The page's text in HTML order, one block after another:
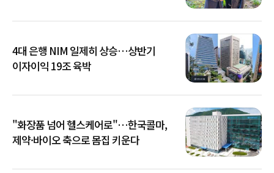
4대 은행 NIM 일제히 상승…상반기
이자이익 19조 육박
"화장품 넘어 헬스케어로"…한국콜마,
제약·바이오 축으로 몸집 키운다